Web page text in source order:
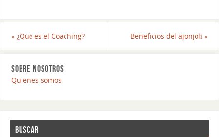
«¿Qué es el Coaching? Beneficios del ajonjolí»
SOBRE NOSOTROS
Quienes somos
BUSCAR